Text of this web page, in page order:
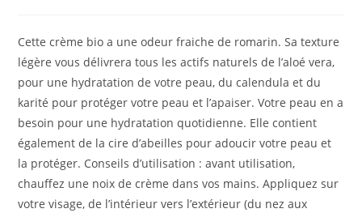
Cette crème bio a une odeur fraiche de romarin. Sa texture
légère vous délivrera tous les actifs naturels de l’aloé vera,
pour une hydratation de votre peau, du calendula et du
karité pour protéger votre peau et l’apaiser. Votre peau en a
besoin pour une hydratation quotidienne. Elle contient
également de la cire d’abeilles pour adoucir votre peau et
la protéger. Conseils d’utilisation : avant utilisation,
chauffez une noix de crème dans vos mains. Appliquez sur
votre visage, de l’intérieur vers l’extérieur (du nez aux